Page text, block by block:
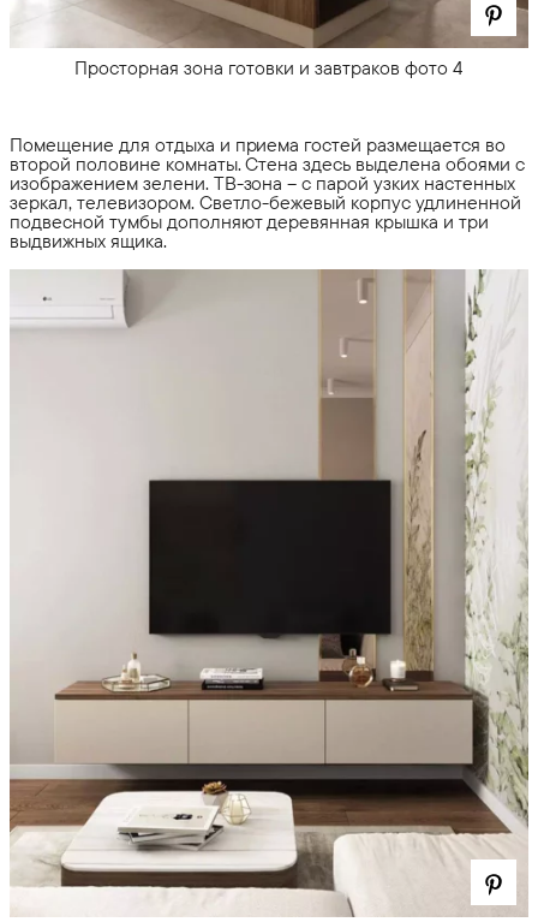
Просторная зона готовки и завтраков фото 4
Помещение для отдыха и приема гостей размещается во
второй половине комнаты. Стена здесь выделена обоями с
изображением зелени. ТВ-зона – с парой узких настенных
зеркал, телевизором. Светло-бежевый корпус удлиненной
подвесной тумбы дополняют деревянная крышка и три
выдвижных ящика.